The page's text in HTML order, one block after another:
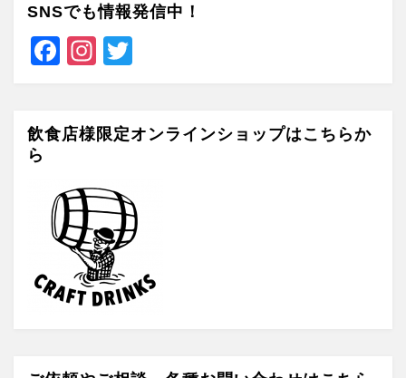
SNSでも情報発信中！
F
e
o
o
k
In
gr
m
er
飲食店様限定オンラインショップはこちらか
ら